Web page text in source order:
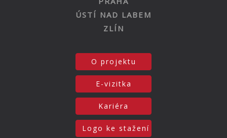
ÚSTÍ NAD LABEM
ZLÍN
O projektu
E-vizitka
Kariéra
Logo ke stažení